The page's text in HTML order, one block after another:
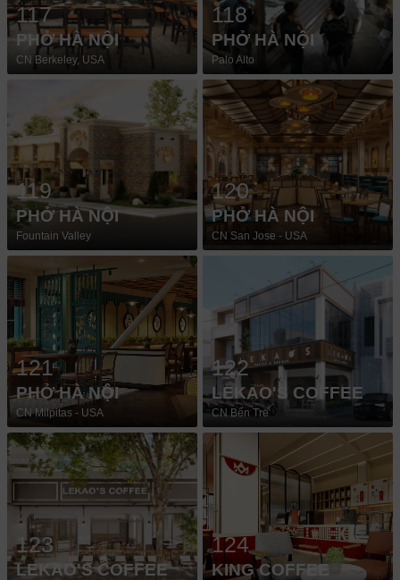
117
PHỞ HÀ NỘI
CN Berkeley, USA
118
PHỞ HÀ NỘI
Palo Alto
119
PHỞ HÀ NỘI
Fountain Valley
120
PHỞ HÀ NỘI
CN San Jose - USA
121
PHỞ HÀ NỘI
CN Milpitas - USA
122
LEKAO'S COFFEE
CN Bến Tre
123
LEKAO'S COFFEE
124
KING COFFEE